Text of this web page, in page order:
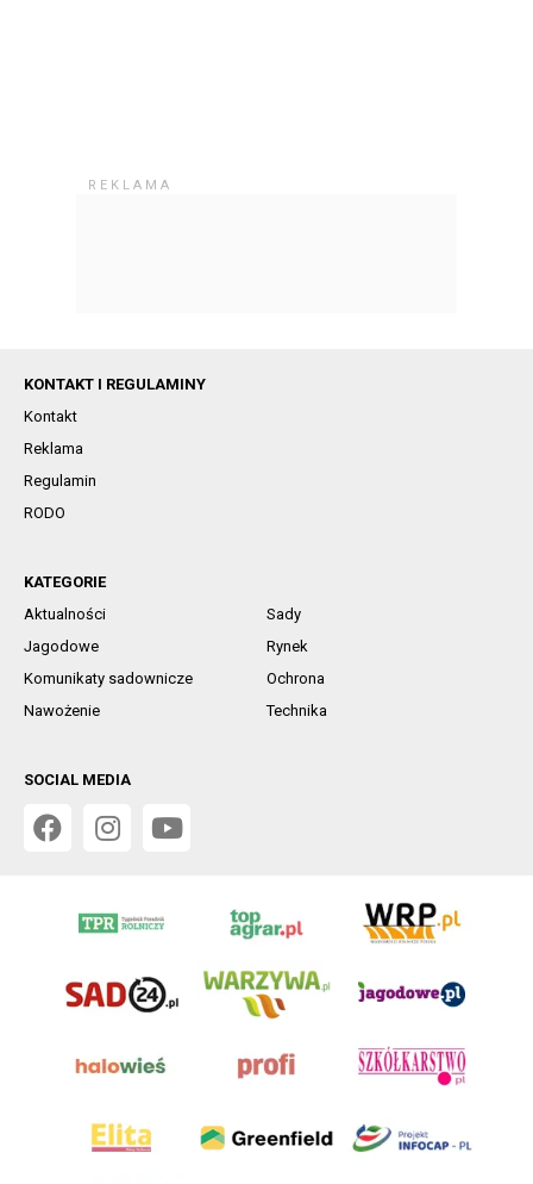
KONTAKT I REGULAMINY
Kontakt
Reklama
Regulamin
RODO
KATEGORIE
Aktualności
Sady
Jagodowe
Rynek
Komunikaty sadownicze
Ochrona
Nawożenie
Technika
SOCIAL MEDIA